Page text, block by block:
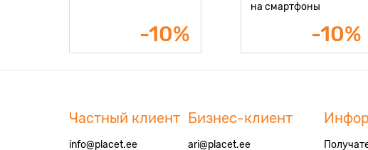
-10%
на смартфоны
-10%
Частный клиент
info@placet.ee
Бизнес-клиент
ari@placet.ee